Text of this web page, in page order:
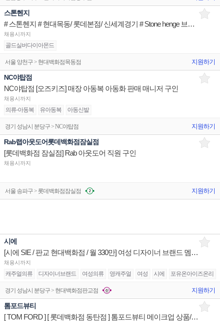
스톤헨지
# 스톤헨지 # 현대목동/ 롯데본점/ 신세계경기 # Stone henge 브랜드 신입/경력직
채용시까지
골드실버다이아몬드
서울 양천구 > 현대백화점목동점 지원하기
NC야탑점
NC야탑점 [오즈키즈] 매장 아동복 아동화 판매 매니저 구인
채용시까지
의류-아동복 유아동복 아동신발
경기 성남시 분당구 > NC야탑점 지원하기
Rab랩아웃도어롯데백화점잠실점
[롯데백화점 잠실점] Rab 아웃도어 직원 구인
채용시까지
서울 송파구 > 롯데백화점잠실점 지원하기
시에
[시에 SIE / 판교 현대백화점 / 월 330만] 여성 디자이너 브랜드 멤버 구인
채용시까지
캐주얼의류 디자이너브랜드 여성의류 영캐주얼 여성 시에 포유온아이즈온리
경기 성남시 분당구 > 현대백화점판교점 지원하기
톰포드뷰티
[ TOM FORD ] [ 롯데백화점 동탄점 ] 톰포드뷰티 메이크업 상품/진열/지원 매장판매사원